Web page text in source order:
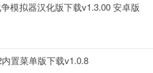
模拟器汉化版下载v1.3.00 安卓版
置菜单版下载v1.0.8